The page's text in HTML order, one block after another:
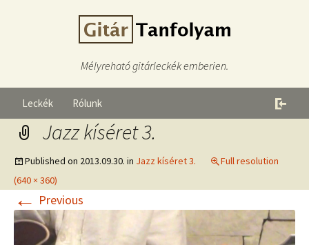
Mélyreható gitárleckék emberien.
Leckék Rólunk
Jazz kíséret 3.
Published on 2013.09.30. in Jazz kíséret 3.
Full resolution
(640 × 360)
← Previous